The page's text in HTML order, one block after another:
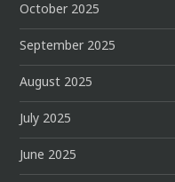
October 2025
September 2025
August 2025
July 2025
June 2025